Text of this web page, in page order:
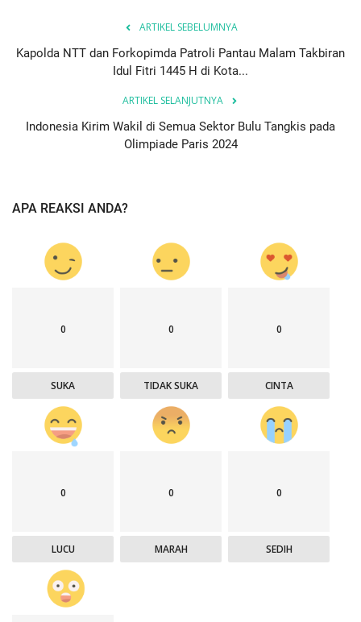
ARTIKEL SEBELUMNYA
Kapolda NTT dan Forkopimda Patroli Pantau Malam Takbiran
Idul Fitri 1445 H di Kota...
ARTIKEL SELANJUTNYA
Indonesia Kirim Wakil di Semua Sektor Bulu Tangkis pada
Olimpiade Paris 2024
APA REAKSI ANDA?
0
SUKA
0
TIDAK SUKA
0
CINTA
0
LUCU
0
MARAH
0
SEDIH